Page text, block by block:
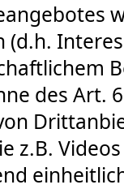
des Art.
z.B.